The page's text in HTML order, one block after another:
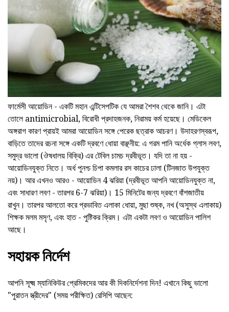
ফার্মেসী আয়োডিন - একটি মহান এন্টিসেপটিক যে আমরা শৈশব থেকে জানি। এটা
তোলে antimicrobial, বিরোধী প্রদাহজনক, নিরাময় কর্ম হয়েছে। মেডিকেল
অঙ্গরাগ কারণ প্রায়ই আমরা আয়োডিন সঙ্গে পেরেক ছত্রাক আচরণ। উদাহরণস্বরূপ,
বাড়িতে তাদের রচনা সঙ্গে একটি দ্রবণে ধোয়া বাঞ্ছনীয়: এ গরম পানি অর্ধেক গ্লাস লবণ,
সমুদ্র ভালো (ঔষধালয় বিক্রি) এর টেবিল চামচ দ্রবীভূত। যদি তা না হয় -
আয়োডিনযুক্ত নিতে। অর্ধ পুনশ্চ চিপা কমলার রস কাচের ঢালা (টিনজাত উপযুক্ত
নয়)। আর এখনও আরও - আয়োডিন 4 ঝরিয়া (দ্রবীভূত আপনি আয়োডিনযুক্ত না,
এবং সাধারণ লবণ - তারপর 6-7 ঝরিয়া)। 15 মিনিটের জন্য দ্রবণে বাঁশজাতীয়
রাখুন। তারপর আলতো করে প্রভাবিত এলাকা ধোয়া, মুছা শুষ্ক, নখ (অসুস্থ এলাকায়)
শিক্ষক মলম মসৃণ, এবং হাত - পুষ্টিকর ক্রিম। এটা একটা লবণ ও আয়োডিন পালিশ
আছে।
সহায়ক নির্দেশ
আপনি সূক্ষ্ম ম্যানিকিউর প্রেমিকদের আর কী দিকনির্দেশনা দিন! এখানে কিছু ভালো
"পুরাতন স্ত্রীদের" (সময় পরীক্ষিত) রেসিপি আছেন: